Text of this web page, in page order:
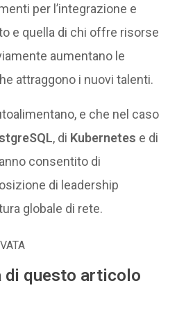
per l’integrazione e
e quella di chi offre risorse
aumentano le
attraggono i nuovi talenti.
e che nel caso
, di Kubernetes e di
consentito di
di leadership
globale di rete.
di questo articolo